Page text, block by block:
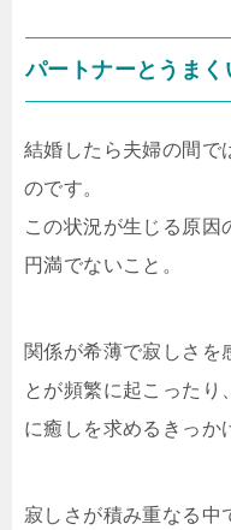
パートナーとうま
結婚したら夫婦の間で
のです。
この状況が生じる原因
円満でないこと。
関係が希薄で寂しさを
とが頻繁に起こったり
に癒しを求めるきっか
寂しさが積み重なる中